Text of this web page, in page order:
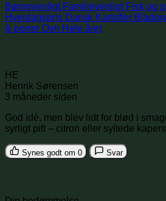
Børnevenligt Familievenligt Fisk og
Hverdagspris Dansk Kartofler
& porrer Ovn Hele året
HE
Henrik Sørensen
3 måneder siden
God idé, men blev lidt for blød i
syrligt pift – citron eller syltede
Synes godt om 0 Svar